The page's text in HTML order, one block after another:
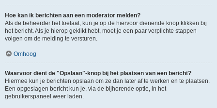
Hoe kan ik berichten aan een moderator melden?
Als de beheerder het toelaat, kun je op de hiervoor dienende knop klikken bij
het bericht. Als je hierop geklikt hebt, moet je een paar verplichte stappen
volgen om de melding te versturen.
Omhoog
Waarvoor dient de "Opslaan"-knop bij het plaatsen van een bericht?
Hiermee kun je berichten opslaan om ze dan later af te werken en te plaatsen.
Een opgeslagen bericht kun je, via de bijhorende optie, in het
gebruikerspaneel weer laden.